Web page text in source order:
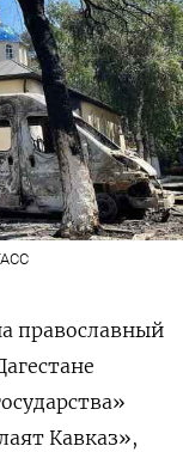
православный
Кавказ»,